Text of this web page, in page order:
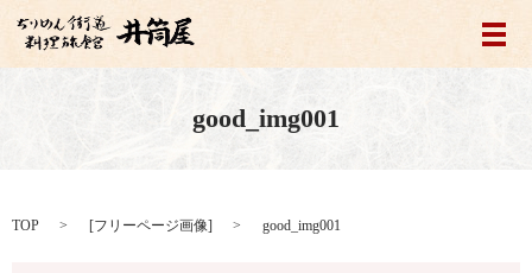
メ
good_img001
TOP [フリーページ画像] good_img001